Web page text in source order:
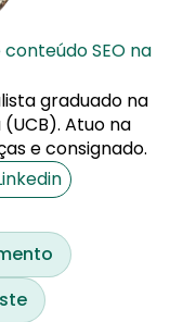
SEO na
graduado na
Atuo na
e consignado.